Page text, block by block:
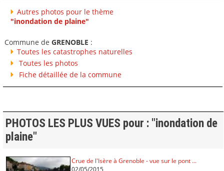
Autres photos pour le thème
"inondation de plaine"
Commune de GRENOBLE :
Toutes les catastrophes naturelles
Toutes les photos
Fiche détaillée de la commune
PHOTOS LES PLUS VUES pour : "inondation de
plaine"
Crue de l'Isère à Grenoble - vue sur le pont ...